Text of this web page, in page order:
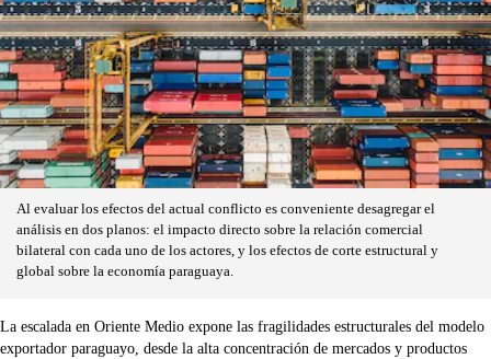
Al evaluar los efectos del actual conflicto es conveniente desagregar el
análisis en dos planos: el impacto directo sobre la relación comercial
bilateral con cada uno de los actores, y los efectos de corte estructural y
global sobre la economía paraguaya.
La escalada en Oriente Medio expone las fragilidades estructurales del modelo
exportador paraguayo, desde la alta concentración de mercados y productos